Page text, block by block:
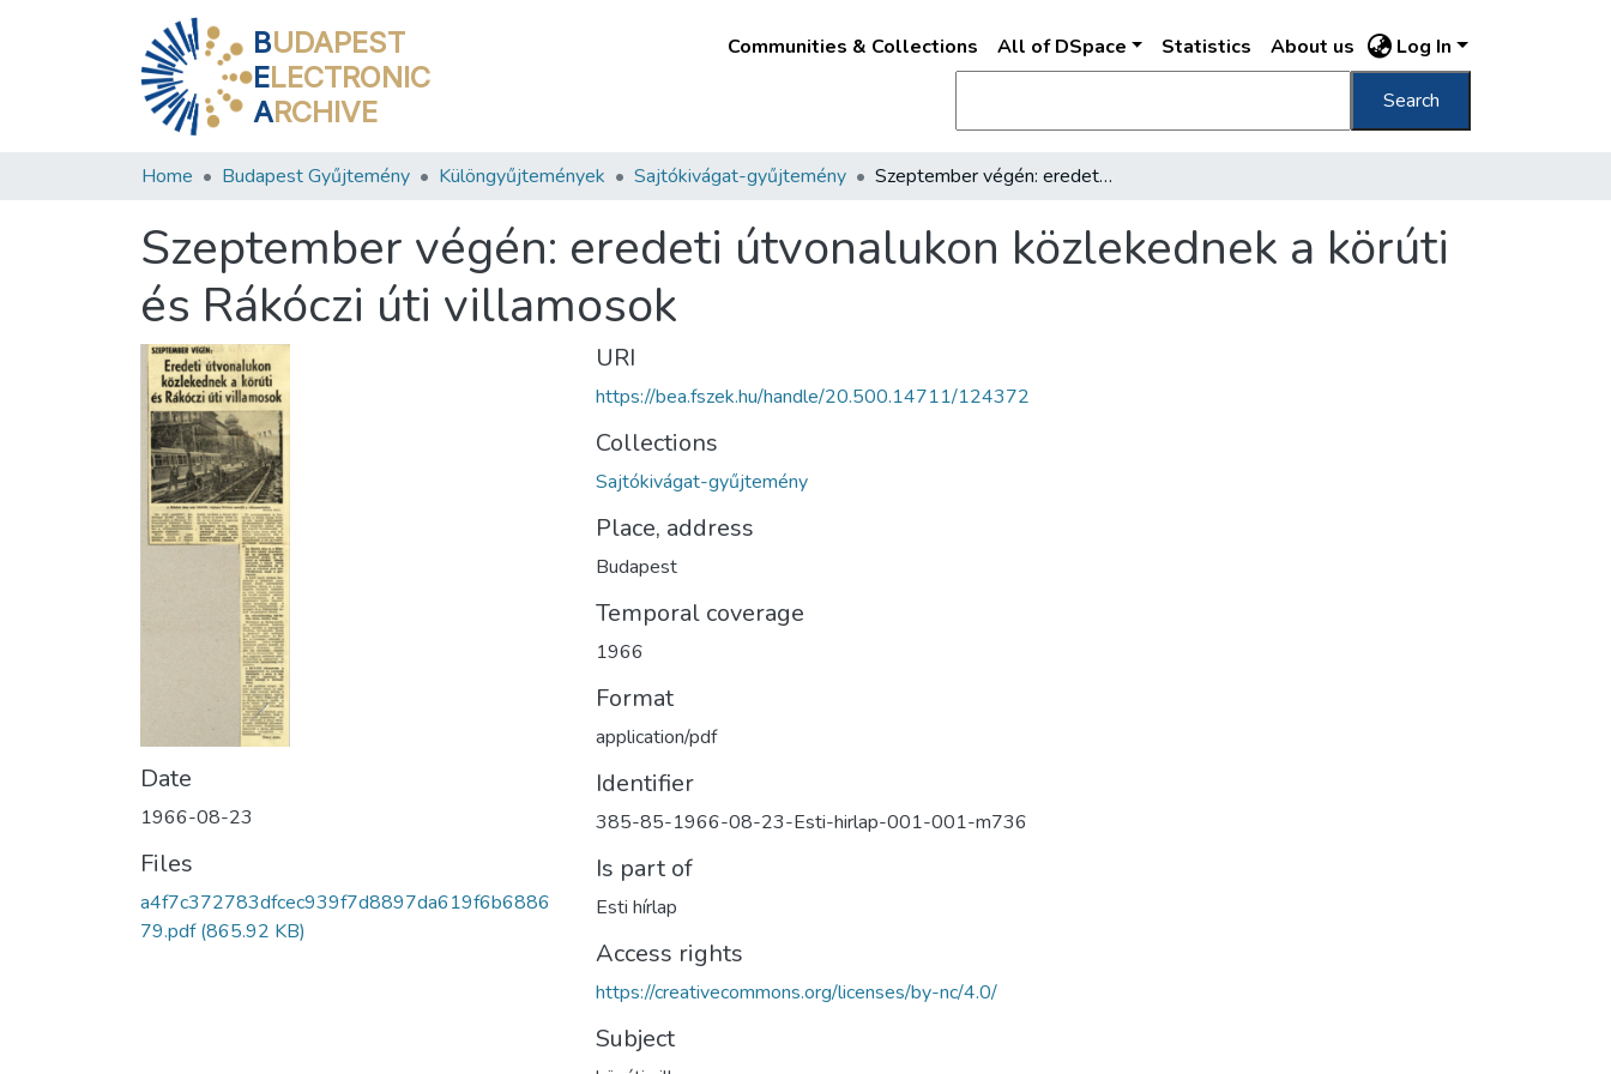
BUDAPEST
ELECTRONIC
ARCHIVE
Communities & Collections All of DSpace Statistics About us Log In
Search
Home Budapest Gyűjtemény Különgyűjtemények Sajtókivágat-gyűjtemény Szeptember végén: eredeti útvonalukon közlekednek a körúti és Rákóczi úti villamosok
Szeptember végén: eredeti útvonalukon közlekednek a körúti
és Rákóczi úti villamosok
Date
1966-08-23
Files
a4f7c372783dfcec939f7d8897da619f6b6886
79.pdf(865.92 KB)
URI
https://bea.fszek.hu/handle/20.500.14711/124372
Collections
Sajtókivágat-gyűjtemény
Place, address
Budapest
Temporal coverage
1966
Format
application/pdf
Identifier
385-85-1966-08-23-Esti-hirlap-001-001-m736
Is part of
Esti hírlap
Access rights
https://creativecommons.org/licenses/by-nc/4.0/
Subject